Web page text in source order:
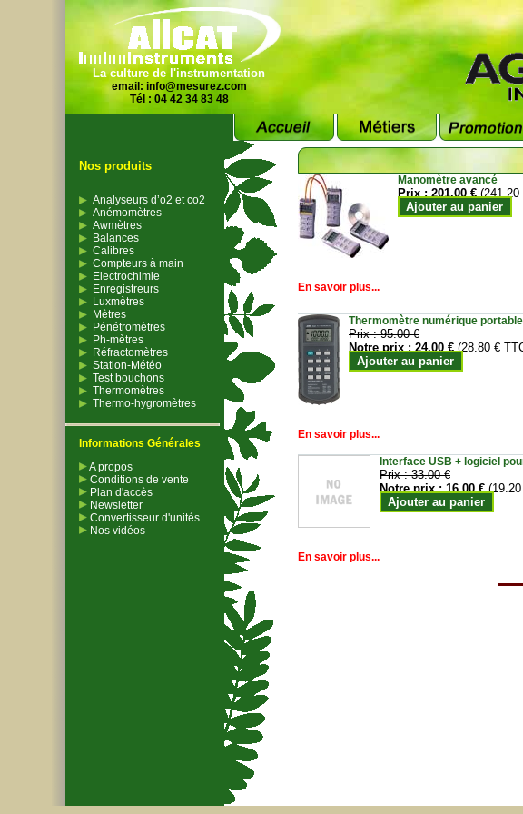
La culture de l'instrumentation
email: info@mesurez.com
Tél : 04 42 34 83 48
Nos produits
Analyseurs d’o2 et co2
Anémomètres
Awmètres
Balances
Calibres
Compteurs à main
Electrochimie
Enregistreurs
Luxmètres
Mètres
Pénétromètres
Ph-mètres
Réfractomètres
Station-Météo
Test bouchons
Thermomètres
Thermo-hygromètres
Informations Générales
A propos
Conditions de vente
Plan d'accès
Newsletter
Convertisseur d'unités
Nos vidéos
Manomètre avancé
Prix :201.00 € (241.20
Ajouter au panier
En savoir plus...
Thermomètre numérique
Prix :95.00 €
Notre prix :24.00 € (28.80 €
Ajouter au panier
En savoir plus...
Interface USB + logiciel
Prix :33.00 €
Notre prix :16.00 €
Ajouter au panier
En savoir plus...